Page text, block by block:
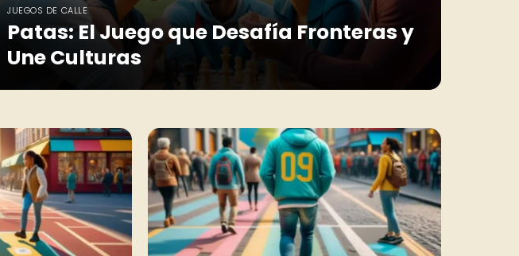
JUEGOS DE CALLE
Patas: El Juego que Desafía Fronteras y
Une Culturas